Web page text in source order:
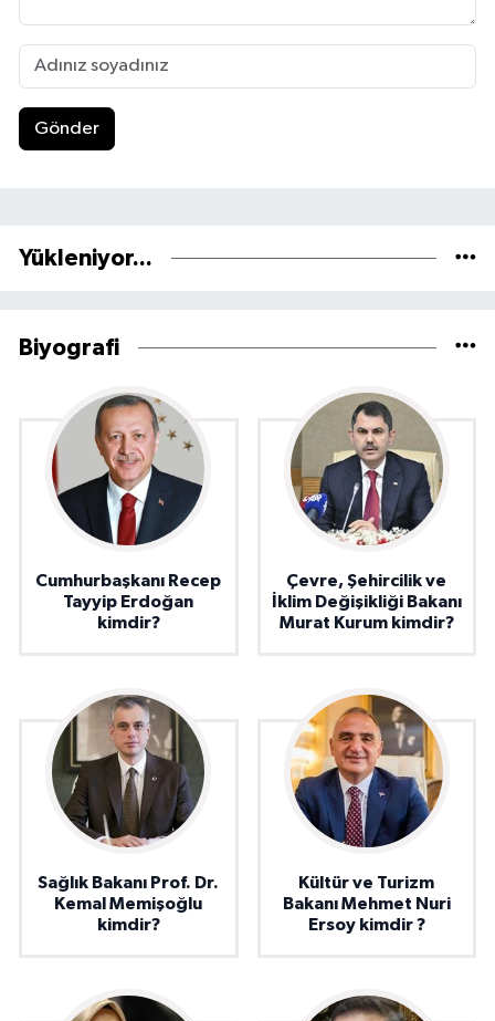
Gönder
Yükleniyor...
Biyografi
Cumhurbaşkanı Recep
Tayyip Erdoğan
kimdir?
Çevre, Şehircilik ve
İklim Değişikliği Bakanı
Murat Kurum kimdir?
Sağlık Bakanı Prof. Dr.
Kemal Memişoğlu
kimdir?
Kültür ve Turizm
Bakanı Mehmet Nuri
Ersoy kimdir ?